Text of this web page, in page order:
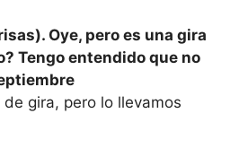
Oye, pero es una gira
Tengo entendido que no
gira, pero lo llevamos